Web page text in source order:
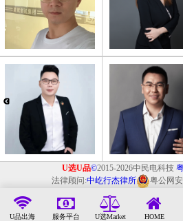
U选U品©2015-2026中民电科技
法律顾问:中屹行杰律所 粤公网
U品出海 服务平台 U选Market HOME